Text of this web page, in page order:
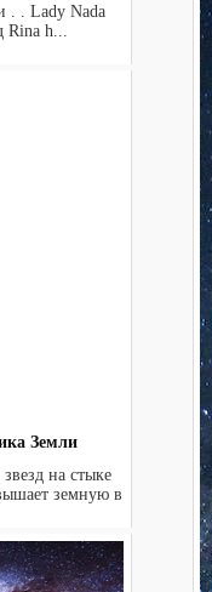
. Lady Nada
h...
Земли
на стыке
земную в